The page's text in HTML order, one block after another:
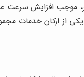
موجب افزایش سرعت
از ارکان خدمات